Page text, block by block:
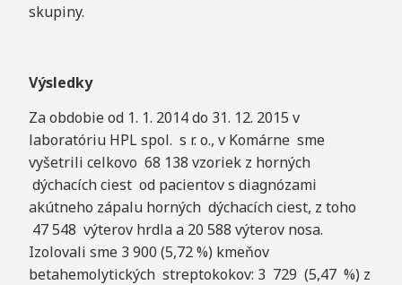
skupiny.
Výsledky
Za obdobie od 1. 1. 2014 do 31. 12. 2015 v
laboratóriu HPL spol. s r. o., v Komárne sme
vyšetrili celkovo 68 138 vzoriek z horných
dýchacích ciest od pacientov s diagnózami
akútneho zápalu horných dýchacích ciest, z toho
47 548 výterov hrdla a 20 588 výterov nosa.
Izolovali sme 3 900 (5,72 %) kmeňov
betahemolytických streptokokov: 3 729 (5,47 %) z